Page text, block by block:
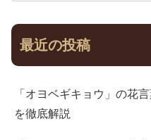
最近の投稿
「オヨベギキョウ」の花
を徹底解説